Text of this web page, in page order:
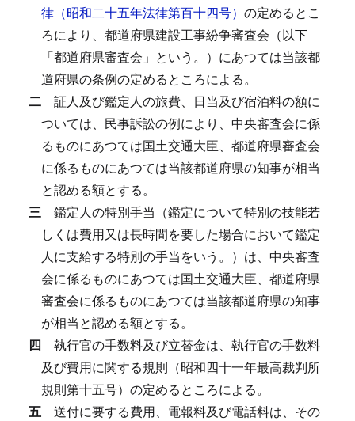
律（昭和二十五年法律第百十四号） の定めるとこ
ろにより、都道府県建設工事紛争審査会（以下
「都道府県審査会」という。）にあつては当該都
道府県の条例の定めるところによる。
二 証人及び鑑定人の旅費、日当及び宿泊料の額に
ついては、民事訴訟の例により、中央審査会に係
るものにあつては国土交通大臣、都道府県審査会
に係るものにあつては当該都道府県の知事が相当
と認める額とする。
三 鑑定人の特別手当（鑑定について特別の技能若
しくは費用又は長時間を要した場合において鑑定
人に支給する特別の手当をいう。）は、中央審査
会に係るものにあつては国土交通大臣、都道府県
審査会に係るものにあつては当該都道府県の知事
が相当と認める額とする。
四 執行官の手数料及び立替金は、執行官の手数料
及び費用に関する規則（昭和四十一年最高裁判所
規則第十五号）の定めるところによる。
五 送付に要する費用、電報料及び電話料は、その